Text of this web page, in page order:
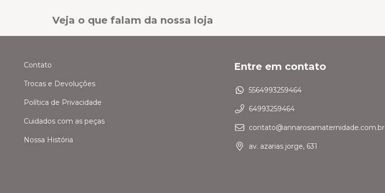
Veja o que falam da nossa loja
Contato
Trocas e Devoluções
Política de Privacidade
Cuidados com as peças
Nossa História
Entre em contato
5564993259464
64993259464
contato@annarosamaternidade.com.br
av. azarias jorge, 631